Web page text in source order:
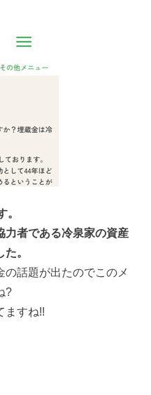
力者である冷泉家の資産
。
話題が出たのでこのメ
?
ますね!!